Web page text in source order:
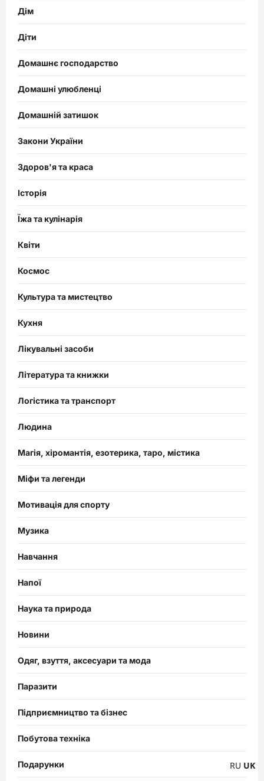
Дім
Діти
Домашнє господарство
Домашні улюбленці
Домашній затишок
Закони України
Здоров'я та краса
Історія
Їжа та кулінарія
Квіти
Космос
Культура та мистецтво
Кухня
Лікувальні засоби
Література та книжки
Логістика та транспорт
Людина
Магія, хіромантія, езотерика, таро, містика
Міфи та легенди
Мотивація для спорту
Музика
Навчання
Напої
Наука та природа
Новини
Одяг, взуття, аксесуари та мода
Паразити
Підприємництво та бізнес
Побутова техніка
Подарунки RU UK